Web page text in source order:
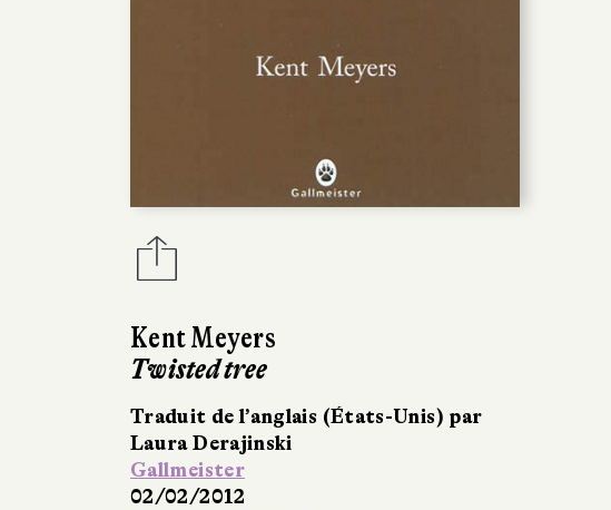
Kent Meyers
Twisted tree
Traduit de l’anglais (États-Unis) par
Laura Derajinski
Gallmeister
02/02/2012